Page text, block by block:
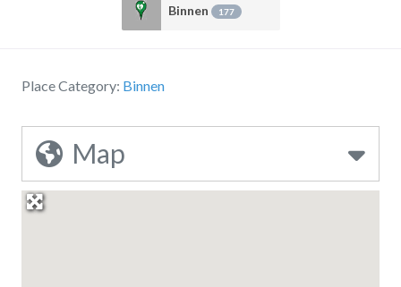
Binnen 177
Place Category: Binnen
Map